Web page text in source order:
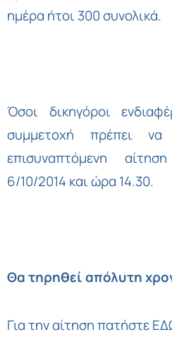
ημέρα ήτοι 300 συνολικά.
Όσοι δικηγόροι
συμμετοχή πρέπει
επισυναπτόμενη
6/10/2014 και ώρα 14.30.
Θα τηρηθεί απόλυτη
Για την αίτησηπατήστε